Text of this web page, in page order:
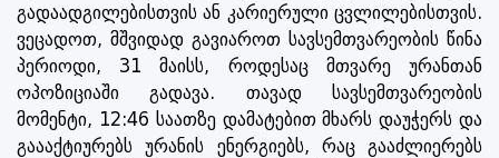
გადაადგილებისთვის ან კარიერული ცვლილებისთვის.
ვეცადოთ, მშვიდად გავიაროთ სავსემთვარეობის წინა
პერიოდი, 31 მაისს, როდესაც მთვარე ურანთან
ოპოზიციაში გადავა. თავად სავსემთვარეობის
მომენტი, 12:46 საათზე დამატებით მხარს დაუჭერს და
გაააქტიურებს ურანის ენერგიებს, რაც გააძლიერებს